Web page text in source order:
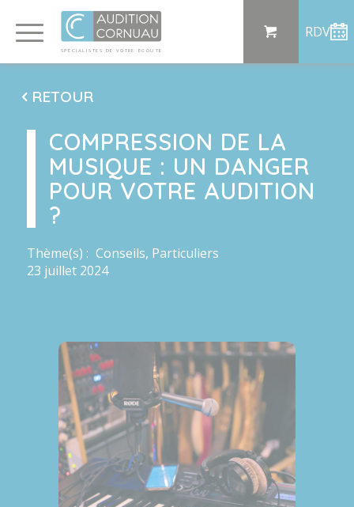
SP ÉCI AL I S TE S DE VO TRE ÉC OU TE
RDV
RETOUR
COMPRESSION DE LA
MUSIQUE : UN DANGER
POUR VOTRE AUDITION
?
Thème(s) : Conseils, Particuliers
23 juillet 2024
Panneau de gestion des cookies